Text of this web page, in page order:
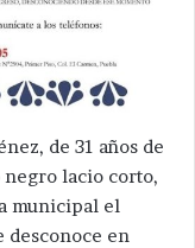
de 31 años de
negro lacio corto,
municipal el
desconoce en